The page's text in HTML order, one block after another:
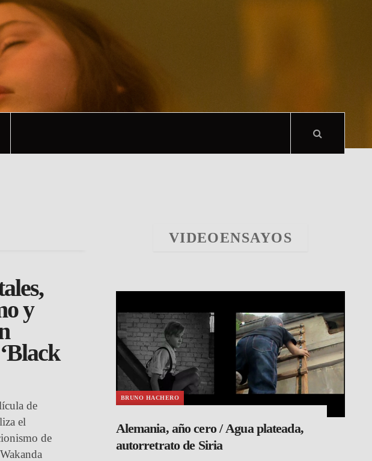
y
de
el
de
VIDEOENSAYOS
BRUNO HACHERO
Alemania, año cero / Agua plateada,
autorretrato de Siria